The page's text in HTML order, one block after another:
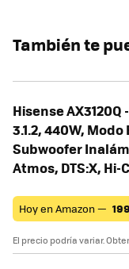
También te
Hisense
3.1.2, 440W,
Subwoofer
Atmos, DTS:X,
Hoy en Amazon —
El precio podría variar.